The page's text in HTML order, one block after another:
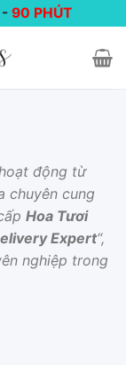
-90 PHÚT
động từ
chuyên cung
Hoa Tươi
Expert“,
nghiệp trong